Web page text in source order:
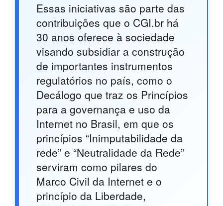
Essas iniciativas são parte das
contribuições que o CGI.br há
30 anos oferece à sociedade
visando subsidiar a construção
de importantes instrumentos
regulatórios no país, como o
Decálogo que traz os Princípios
para a governança e uso da
Internet no Brasil, em que os
princípios “Inimputabilidade da
rede” e “Neutralidade da Rede”
serviram como pilares do
Marco Civil da Internet e o
princípio da Liberdade,